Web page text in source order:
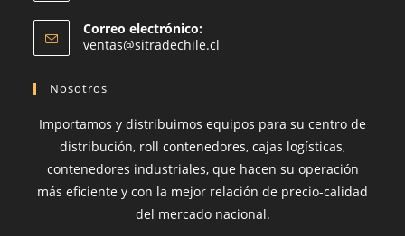
Correo electrónico:
ventas@sitradechile.cl
Nosotros
Importamos y distribuimos equipos para su centro de
distribución, roll contenedores, cajas logísticas,
contenedores industriales, que hacen su operación
más eficiente y con la mejor relación de precio-calidad
del mercado nacional.